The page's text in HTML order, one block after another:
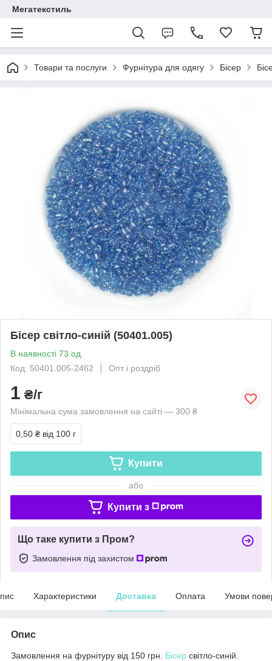
Мегатекстиль
Товари та послуги Фурнітура для одягу Бісер
Бісер світло-синій (50401.005)
В наявності 73 од.
Код: 50401.005-2462
Опт і роздріб
1 ₴/г
Мінімальна сума замовлення на сайті — 300 ₴
0,50 ₴ від 100 г
Купити
або
Купити з
Що таке купити з Пром?
Замовлення під захистом
Характеристики Доставка Оплата Умови
Опис
Замовлення на фурнітуру від 150 грн. Бісер світло-синій.